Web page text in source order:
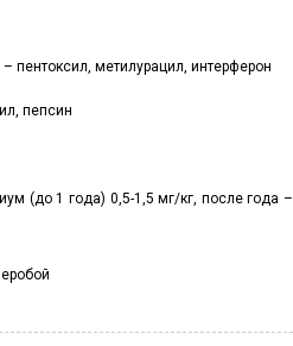
пентоксил, метилурацил, интерферон
пепсин
(до 1 года) 0,5-1,5 мг/кг, после года –